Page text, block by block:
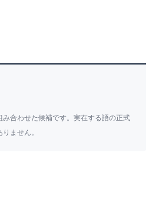
合わせた候補です。実在する語の正式
ません。